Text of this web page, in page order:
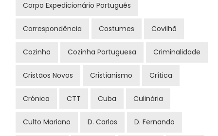
Corpo Expedicionário Português
Correspondência Costumes Covilhã
Cozinha Cozinha Portuguesa Criminalidade
Cristãos Novos Cristianismo Crítica
Crónica CTT Cuba Culinária
Culto Mariano D. Carlos D. Fernando